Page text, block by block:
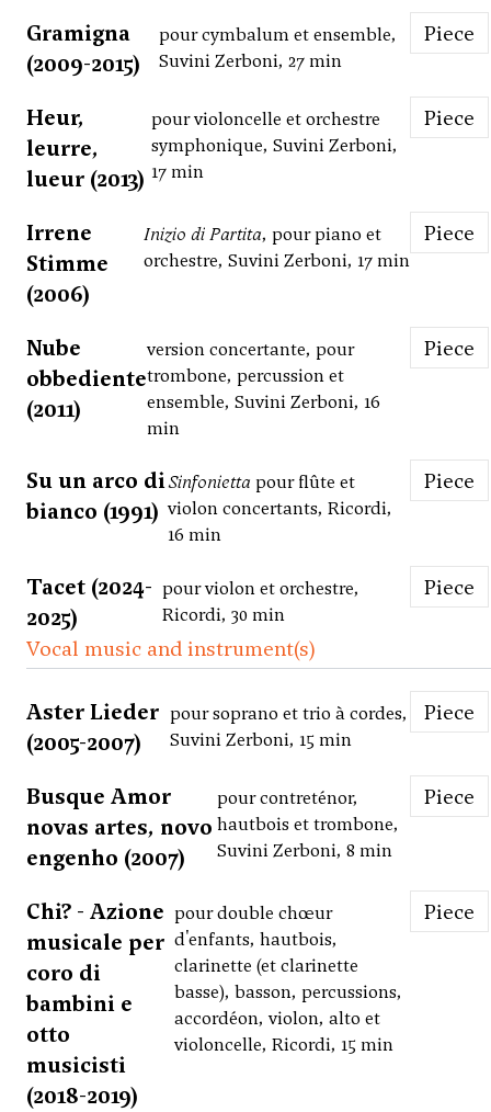
Gramigna
(2009-2015)
pour cymbalum et ensemble,
Suvini Zerboni, 27 min
Piece
Heur,
leurre,
lueur (2013)
pour violoncelle et orchestre
symphonique, Suvini Zerboni,
17 min
Piece
Irrene
Stimme
(2006)
Inizio di Partita, pour piano et
orchestre, Suvini Zerboni, 17 min
Piece
Nube
obbediente
(2011)
version concertante, pour
trombone, percussion et
ensemble, Suvini Zerboni, 16
min
Piece
Su un arco di
bianco (1991)
Sinfoniettapour flûte et
violon concertants, Ricordi,
16 min
Piece
Tacet (2024-
2025)
pour violon et orchestre,
Ricordi, 30 min
Piece
Vocal music and instrument(s)
Aster Lieder
(2005-2007)
pour soprano et trio à cordes,
Suvini Zerboni, 15 min
Piece
Busque Amor
novas artes, novo
engenho (2007)
pour contreténor,
hautbois et trombone,
Suvini Zerboni, 8 min
Piece
Chi? - Azione
musicale per
coro di
bambini e
otto
musicisti
(2018-2019)
pour double chœur
d'enfants, hautbois,
clarinette (et clarinette
basse), basson, percussions,
accordéon, violon, alto et
violoncelle, Ricordi, 15 min
Piece